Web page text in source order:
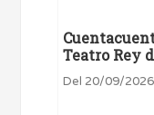
Teatro Rey
Del 20/09/